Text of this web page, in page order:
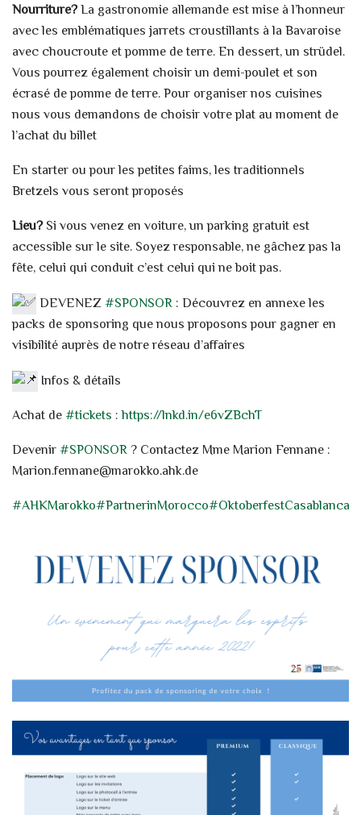
Nourriture?La gastronomie allemande est mise à l’honneur
avec les emblématiques jarrets croustillants à la Bavaroise
avec choucroute et pomme de terre. En dessert, un strüdel.
Vous pourrez également choisir un demi-poulet et son
écrasé de pomme de terre. Pour organiser nos cuisines
nous vous demandons de choisir votre plat au moment de
l’achat du billet
En starter ou pour les petites faims, les traditionnels
Bretzels vous seront proposés
Lieu?Si vous venez en voiture, un parking gratuit est
accessible sur le site. Soyez responsable, ne gâchez pas la
fête, celui qui conduit c’est celui qui ne boit pas.
DEVENEZ #SPONSOR : Découvrez en annexe les
packs de sponsoring que nous proposons pour gagner en
visibilité auprès de notre réseau d’affaires
Infos & détails
Achat de #tickets :https://lnkd.in/e6vZBchT
Devenir #SPONSOR? Contactez Mme Marion Fennane :
Marion.fennane@marokko.ahk.de
#AHKMarokko#PartnerinMorocco#OktoberfestCasablanca